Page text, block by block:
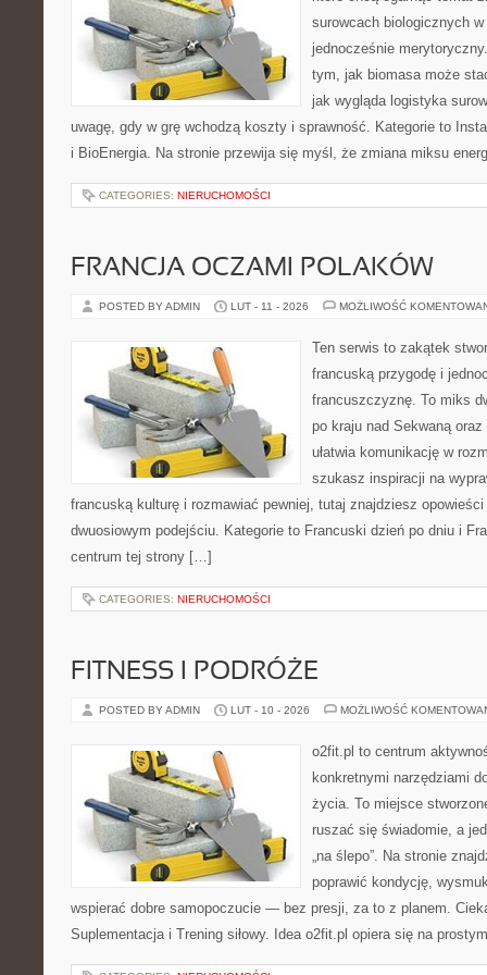
surowcach biologicznych
jednocześnie
tym, jak biomasa może
jak wygląda logistyka
uwagę, gdy w grę wchodzą koszty i sprawność. Kategorie to
i BioEnergia. Na stronie przewija się myśl, że zmiana miksu
CATEGORIES: NIERUCHOMOŚCI
FRANCJA OCZAMI POLAKÓW
POSTED BY ADMIN LUT - 11 - 2026 MOŻLIWOŚĆ
Ten serwis to zakątek
francuską przygodę i
francuszczyznę. To miks
po kraju nad Sekwaną
ułatwia komunikację w
szukasz inspiracji na
francuską kulturę i rozmawiać pewniej, tutaj znajdziesz opowieści
dwuosiowym podejściu. Kategorie to Francuski dzień po dniu i
centrum tej strony […]
CATEGORIES: NIERUCHOMOŚCI
FITNESS I PODRÓŻE
POSTED BY ADMIN LUT - 10 - 2026 MOŻLIWOŚĆ
o2fit.pl to centrum
konkretnymi narzędziami
życia. To miejsce
ruszać się świadomie, a
„na ślepo”. Na stronie
poprawić kondycję,
wspierać dobre samopoczucie — bez presji, za to z planem.
Suplementacja i Trening siłowy. Idea o2fit.pl opiera się na